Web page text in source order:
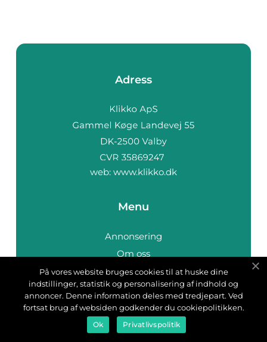
Adress
web: www.klikko.dk
Menu
Annonsering
Om oss
Cookies
Kontakta oss
Sitemap
På vores website bruges cookies til at huske dine
indstillinger, statistik og personalisering af indhold og
annoncer. Denne information deles med tredjepart. Ved
fortsat brug af websiden godkender du cookiepolitikken.
Ok Privatlivspolitik